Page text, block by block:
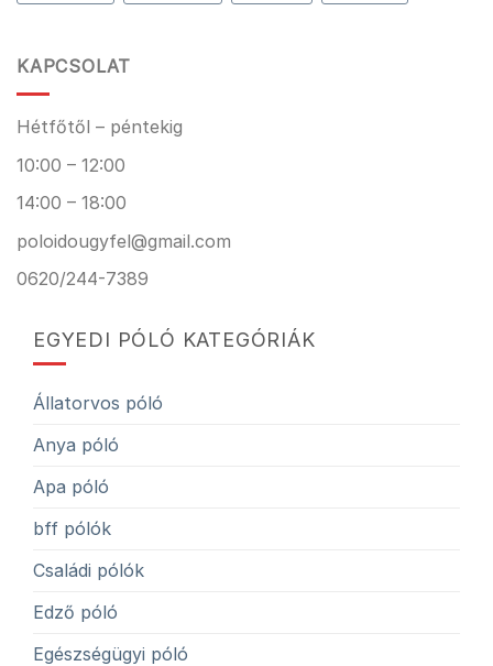
KAPCSOLAT
Hétfőtől – péntekig
10:00 – 12:00
14:00 – 18:00
poloidougyfel@gmail.com
0620/244-7389
EGYEDI PÓLÓ KATEGÓRIÁK
Állatorvos póló
Anya póló
Apa póló
bff pólók
Családi pólók
Edző póló
Egészségügyi póló